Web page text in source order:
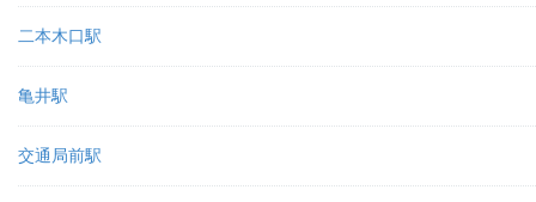
二本木口駅
亀井駅
交通局前駅